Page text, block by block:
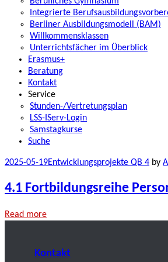
Integrierte
Berliner Ausbildungsmodell (BAM)
Willkommensklassen
Unterrichtsfächer im Überblick
Erasmus+
Beratung
Kontakt
Service
Stunden-/Vertretungsplan
LSS-IServ-Login
Samstagkurse
Suche
2025-05-19Entwicklungsprojekte QB 4 by
4.1 Fortbildungsreihe
Read more
Kontakt